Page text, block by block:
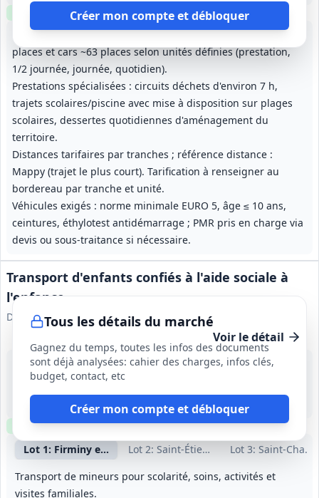
Créer mon compte et débloquer
Transport de personnes en navettes 15–25 places, cars ~50
places et cars ~63 places selon unités définies (prestation,
1/2 journée, journée, quotidien).
Prestations spécialisées : circuits déchets d'environ 7 h,
trajets scolaires/piscine avec mise à disposition sur plages
scolaires, dessertes quotidiennes d'aménagement du
territoire.
Distances tarifaires par tranches ; référence distance :
Mappy (trajet le plus court). Tarification à renseigner au
bordereau par tranche et unité.
Véhicules exigés : norme minimale EURO 5, âge ≤ 10 ans,
ceintures, éthylotest antidémarrage ; PMR pris en charge via
devis ou sous‑traitance si nécessaire.
Clause environnementale
Tous les détails du marché
Gagnez du temps, toutes les infos des documents
sont déjà analysées: cahier des charges, infos clés,
budget, contact, etc
Créer mon compte et débloquer
Transport d'enfants confiés à l'aide sociale à
l'enfance
Département de la Loire
Voir le détail
Lot 1: Firminy et alentours
Lot 2: Saint-Étienne et alentours
Lot 3: Saint-
Transport de mineurs pour scolarité, soins, activités et
visites familiales.
25 août 2026
Firminy (42)
Clause environnementale